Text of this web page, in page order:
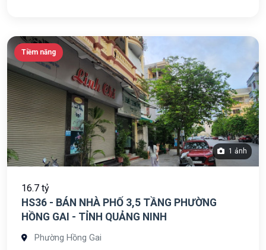
Tiềm năng
1 ảnh
16.7 tỷ
HS36 - BÁN NHÀ PHỐ 3,5 TẦNG PHƯỜNG
HỒNG GAI - TỈNH QUẢNG NINH
Phường Hồng Gai